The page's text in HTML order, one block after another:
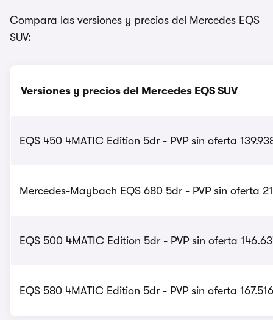
Compara las versiones y precios del Mercedes EQS
SUV:
Versiones y precios del Mercedes EQS SUV
EQS 450 4MATIC Edition 5dr - PVP sin oferta
Mercedes-Maybach EQS 680 5dr - PVP sin oferta
EQS 500 4MATIC Edition 5dr - PVP sin oferta
EQS 580 4MATIC Edition 5dr - PVP sin oferta